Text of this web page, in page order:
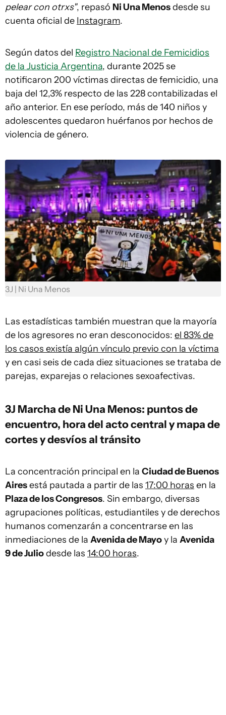
pelear con otrxs", repasó Ni Una Menosdesde su
cuenta oficial de Instagram.
Según datos del Registro Nacional de Femicidios
de la Justicia Argentina, durante 2025 se
notificaron 200 víctimas directas de femicidio, una
baja del 12,3% respecto de las 228 contabilizadas el
año anterior. En ese período, más de 140 niños y
adolescentes quedaron huérfanos por hechos de
violencia de género.
3J | Ni Una Menos
Las estadísticas también muestran que la mayoría
de los agresores no eran desconocidos: el 83% de
los casos existía algún vínculo previo con la víctima
y en casi seis de cada diez situaciones se trataba de
parejas, exparejas o relaciones sexoafectivas.
3J Marcha de Ni Una Menos: puntos de
encuentro, hora del acto central y mapa de
cortes y desvíos al tránsito
La concentración principal en la Ciudad de Buenos
Airesestá pautada a partir de las 17:00 horas en la
Plaza de los Congresos. Sin embargo, diversas
agrupaciones políticas, estudiantiles y de derechos
humanos comenzarán a concentrarse en las
inmediaciones de la Avenida de Mayoy la Avenida
9 de Juliodesde las 14:00 horas.